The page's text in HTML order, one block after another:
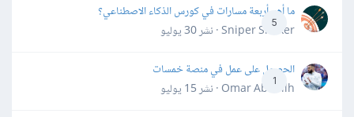
5
ما أهم أربعة مسارات في كورس الذكاء الاصطناعي؟
Sniper Shaker · نشر
30 يوليو
1
الحصول على عمل في منصة خمسات
Omar Abdallh · نشر
15 يوليو